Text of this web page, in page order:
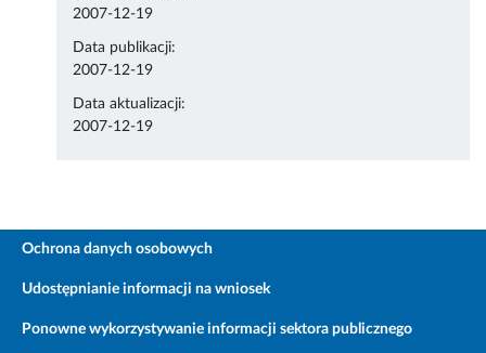
2007-12-19
Data publikacji:
2007-12-19
Data aktualizacji:
2007-12-19
Ochrona danych osobowych
Udostępnianie informacji na wniosek
Ponowne wykorzystywanie informacji sektora publicznego